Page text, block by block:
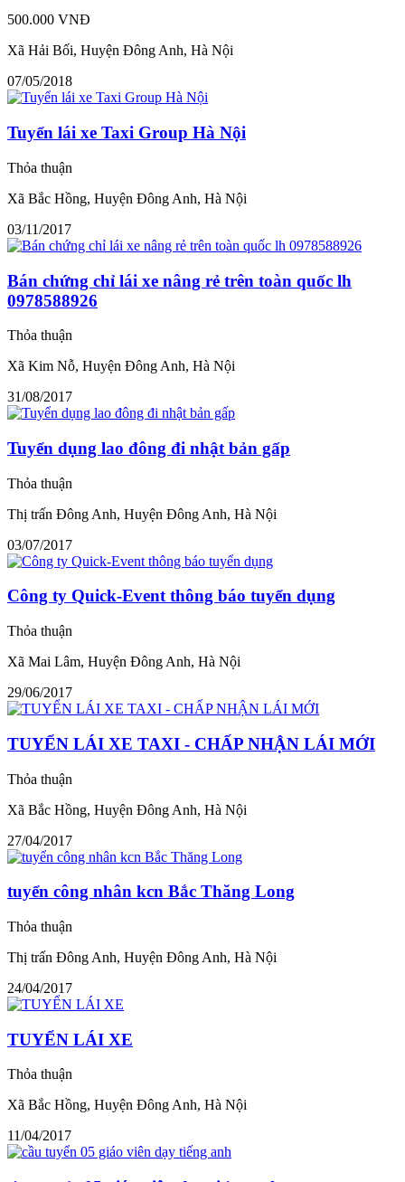
500.000 VNĐ
Xã Hải Bối, Huyện Đông Anh, Hà Nội
07/05/2018
Tuyển lái xe Taxi Group Hà Nội
Thỏa thuận
Xã Bắc Hồng, Huyện Đông Anh, Hà Nội
03/11/2017
Bán chứng chỉ lái xe nâng rẻ trên toàn quốc lh
0978588926
Thỏa thuận
Xã Kim Nỗ, Huyện Đông Anh, Hà Nội
31/08/2017
Tuyển dụng lao đông đi nhật bản gấp
Thỏa thuận
Thị trấn Đông Anh, Huyện Đông Anh, Hà Nội
03/07/2017
Công ty Quick-Event thông báo tuyển dụng
Thỏa thuận
Xã Mai Lâm, Huyện Đông Anh, Hà Nội
29/06/2017
TUYỂN LÁI XE TAXI - CHẤP NHẬN LÁI MỚI
Thỏa thuận
Xã Bắc Hồng, Huyện Đông Anh, Hà Nội
27/04/2017
tuyển công nhân kcn Bắc Thăng Long
Thỏa thuận
Thị trấn Đông Anh, Huyện Đông Anh, Hà Nội
24/04/2017
TUYỂN LÁI XE
Thỏa thuận
Xã Bắc Hồng, Huyện Đông Anh, Hà Nội
11/04/2017